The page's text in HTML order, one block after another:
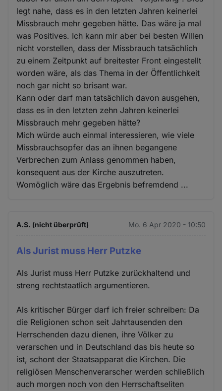
legt nahe, dass es in den letzten Jahren keinerlei
Missbrauch mehr gegeben hätte. Das wäre ja mal
was Positives. Ich kann mir aber bei besten Willen
nicht vorstellen, dass der Missbrauch tatsächlich
zu einem Zeitpunkt auf breitester Front eingestellt
worden wäre, als das Thema in der Öffentlichkeit
noch gar nicht so brisant war.
Kann oder darf man tatsächlich davon ausgehen,
dass es in den letzten zehn Jahren keinerlei
Missbrauch mehr gegeben hätte?
Mich würde auch einmal interessieren, wie viele
Missbrauchsopfer das an ihnen begangene
Verbrechen zum Anlass genommen haben,
konsequent aus der Kirche auszutreten.
Womöglich wäre das Ergebnis befremdend ...
A.S. (nicht überprüft) Mo. 6 Apr 2020 - 10:50
Als Jurist muss Herr Putzke
Als Jurist muss Herr Putzke zurückhaltend und
streng rechtstaatlich argumentieren.
Als kritischer Bürger darf ich freier schreiben: Da
die Religionen schon seit Jahrtausenden den
Herrschenden dazu dienen, ihre Völker zu
verarschen und in Deutschland das bis heute so
ist, schont der Staatsapparat die Kirchen. Die
religiösen Menschenverarscher werden schließlich
auch morgen noch von den Herrschaftseliten